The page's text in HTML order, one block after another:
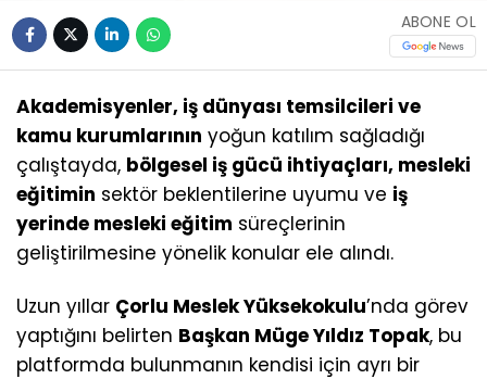
ABONE OL
Akademisyenler, iş dünyası temsilcileri ve
kamu kurumlarının yoğun katılım sağladığı
çalıştayda, bölgesel iş gücü ihtiyaçları, mesleki
eğitimin sektör beklentilerine uyumu ve iş
yerinde mesleki eğitim süreçlerinin
geliştirilmesine yönelik konular ele alındı.
Uzun yıllar Çorlu Meslek Yüksekokulu’nda görev
yaptığını belirten Başkan Müge Yıldız Topak, bu
platformda bulunmanın kendisi için ayrı bir